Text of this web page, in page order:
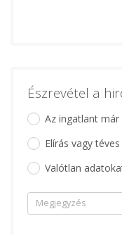
Észrevétel a
Az ingatlant már
Elírás vagy
Valótlan